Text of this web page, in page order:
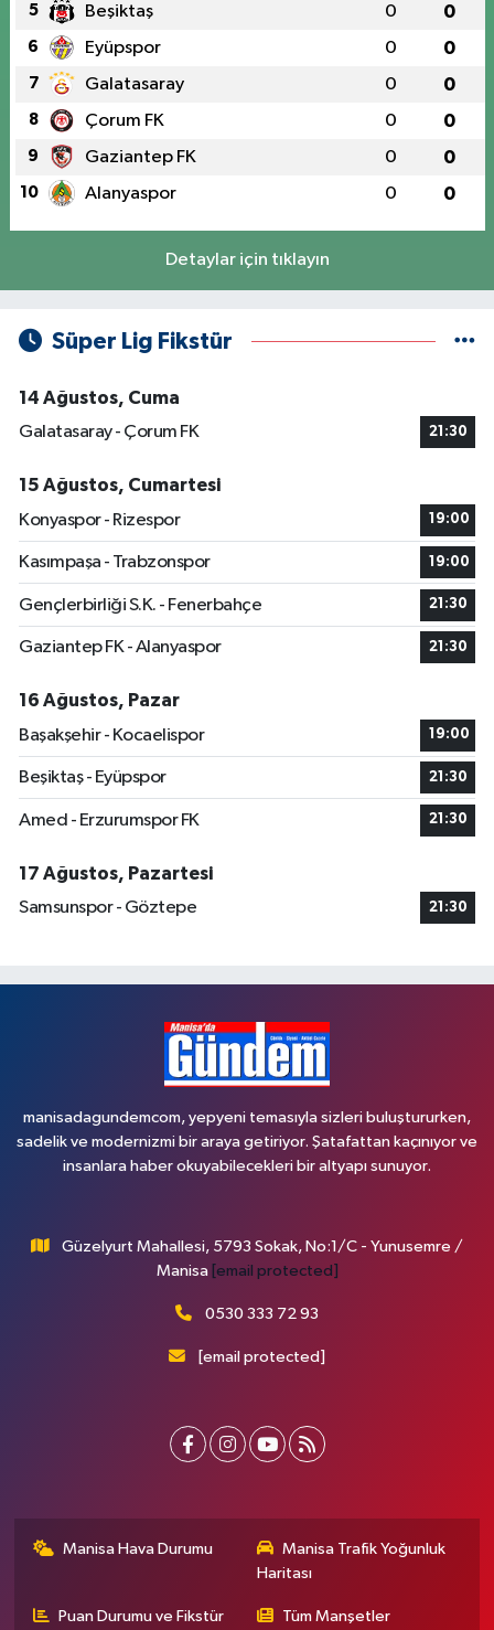
5 Beşiktaş 0 0
6 Eyüpspor 0 0
7 Galatasaray 0 0
8 Çorum FK 0 0
9 Gaziantep FK 0 0
10 Alanyaspor 0 0
Detaylar için tıklayın
Süper Lig Fikstür
14 Ağustos, Cuma
Galatasaray - Çorum FK
21:30
15 Ağustos, Cumartesi
Konyaspor - Rizespor
19:00
Kasımpaşa - Trabzonspor 19:00
Gençlerbirliği S.K. - Fenerbahçe 21:30
Gaziantep FK - Alanyaspor 21:30
16 Ağustos, Pazar
Başakşehir - Kocaelispor
19:00
Beşiktaş - Eyüpspor 21:30
Amed - Erzurumspor FK 21:30
17 Ağustos, Pazartesi
Samsunspor - Göztepe
21:30
manisadagundemcom, yepyeni temasıyla sizleri buluştururken,
sadelik ve modernizmi bir araya getiriyor. Şatafattan kaçınıyor ve
insanlara haber okuyabilecekleri bir altyapı sunuyor.
Güzelyurt Mahallesi, 5793 Sokak, No:1/C - Yunusemre /
Manisa [email protected]
0530 333 72 93
[email protected]
Manisa Hava Durumu
Manisa Trafik Yoğunluk
Haritası
Puan Durumu ve Fikstür Tüm Manşetler